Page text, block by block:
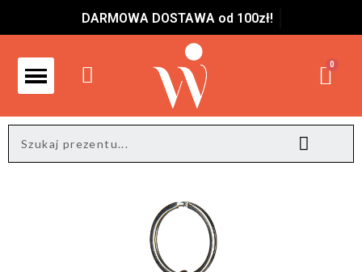
DARMOWA DOSTAWA od 100zł!